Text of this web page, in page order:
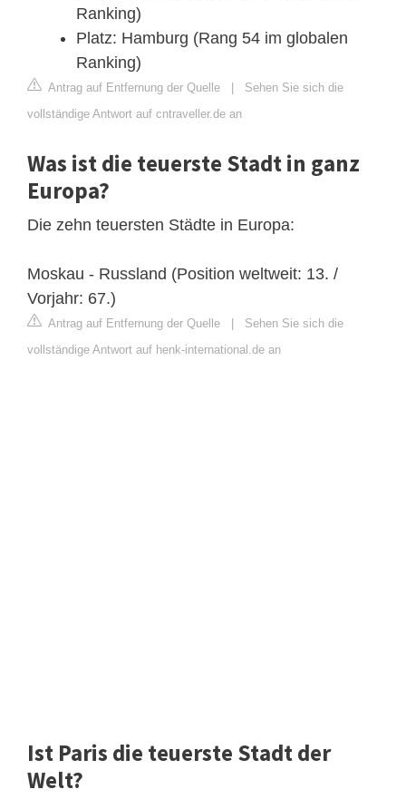
Ranking)
Platz: Hamburg (Rang 54 im globalen
Ranking)
Antrag auf Entfernung der Quelle
Sehen Sie sich die
vollständige Antwort auf cntraveller.de an
Was ist die teuerste Stadt in ganz
Europa?
Die zehn teuersten Städte in Europa:
Moskau - Russland (Position weltweit: 13. /
Vorjahr: 67.)
Antrag auf Entfernung der Quelle
Sehen Sie sich die
vollständige Antwort auf henk-international.de an
Ist Paris die teuerste Stadt der
Welt?